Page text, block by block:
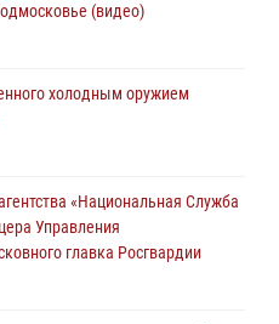
(видео)
холодным оружием
«Национальная Служба
Управления
главка Росгвардии